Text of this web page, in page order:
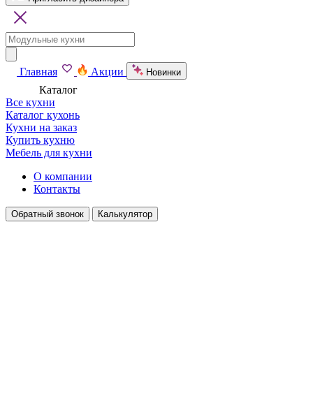
Главная Акции Новинки
Каталог
Все кухни
Каталог кухонь
Кухни на заказ
Купить кухню
Мебель для кухни
О компании
Контакты
Обратный звонок Калькулятор